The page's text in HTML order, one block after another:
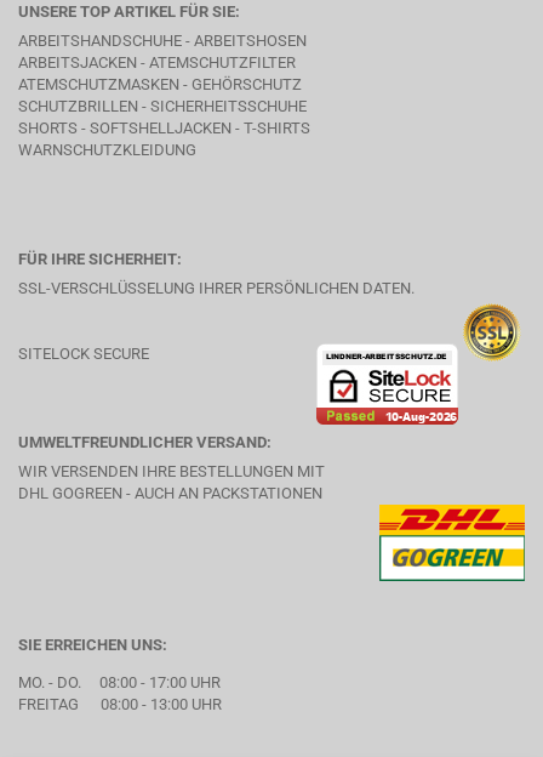
UNSERE TOP ARTIKEL FÜR SIE:
ARBEITSHANDSCHUHE - ARBEITSHOSEN
ARBEITSJACKEN - ATEMSCHUTZFILTER
ATEMSCHUTZMASKEN - GEHÖRSCHUTZ
SCHUTZBRILLEN - SICHERHEITSSCHUHE
SHORTS - SOFTSHELLJACKEN - T-SHIRTS
WARNSCHUTZKLEIDUNG
FÜR IHRE SICHERHEIT:
SSL-VERSCHLÜSSELUNG IHRER PERSÖNLICHEN DATEN.
SITELOCK SECURE
UMWELTFREUNDLICHER VERSAND:
WIR VERSENDEN IHRE BESTELLUNGEN MIT
DHL GOGREEN - AUCH AN PACKSTATIONEN
SIE ERREICHEN UNS:
MO. - DO. 08:00 - 17:00 UHR
FREITAG 08:00 - 13:00 UHR